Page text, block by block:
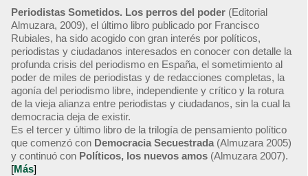
Periodistas Sometidos. Los perros del poder (Editorial
Almuzara, 2009), el último libro publicado por Francisco
Rubiales, ha sido acogido con gran interés por políticos,
periodistas y ciudadanos interesados en conocer con detalle la
profunda crisis del periodismo en España, el sometimiento al
poder de miles de periodistas y de redacciones completas, la
agonía del periodismo libre, independiente y crítico y la rotura
de la vieja alianza entre periodistas y ciudadanos, sin la cual la
democracia deja de existir.
Es el tercer y último libro de la trilogía de pensamiento político
que comenzó con Democracia Secuestrada (Almuzara 2005)
y continuó con Políticos, los nuevos amos (Almuzara 2007).
[Más]